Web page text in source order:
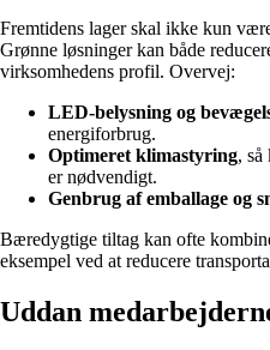
Fremtidens lager skal ikke kun
Grønne løsninger kan både
virksomhedens profil. Overvej:
LED-belysning og
energiforbrug.
Optimeret klimastyring, så
er nødvendigt.
Genbrug af emballage og
Bæredygtige tiltag kan ofte
eksempel ved at reducere
Uddan